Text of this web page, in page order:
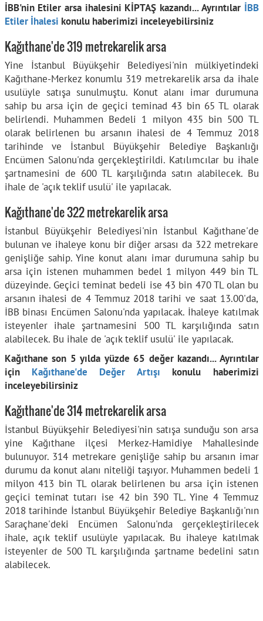
İBB'nin Etiler arsa ihalesini KİPTAŞ kazandı... AyrıntılarİBB
Etiler İhalesi konulu haberimizi inceleyebilirsiniz
Kağıthane'de 319 metrekarelik arsa
Yine İstanbul Büyükşehir Belediyesi'nin mülkiyetindeki
Kağıthane-Merkez konumlu 319 metrekarelik arsa da ihale
usulüyle satışa sunulmuştu. Konut alanı imar durumuna
sahip bu arsa için de geçici teminad 43 bin 65 TL olarak
belirlendi. Muhammen Bedeli 1 milyon 435 bin 500 TL
olarak belirlenen bu arsanın ihalesi de 4 Temmuz 2018
tarihinde ve İstanbul Büyükşehir Belediye Başkanlığı
Encümen Salonu'nda gerçekleştirildi. Katılımcılar bu ihale
şartnamesini de 600 TL karşılığında satın alabilecek. Bu
ihale de 'açık teklif usulü' ile yapılacak.
Kağıthane'de 322 metrekarelik arsa
İstanbul Büyükşehir Belediyesi'nin İstanbul Kağıthane'de
bulunan ve ihaleye konu bir diğer arsası da 322 metrekare
genişliğe sahip. Yine konut alanı imar durumuna sahip bu
arsa için istenen muhammen bedel 1 milyon 449 bin TL
düzeyinde. Geçici teminat bedeli ise 43 bin 470 TL olan bu
arsanın ihalesi de 4 Temmuz 2018 tarihi ve saat 13.00'da,
İBB binası Encümen Salonu'nda yapılacak. İhaleye katılmak
isteyenler ihale şartnamesini 500 TL karşılığında satın
alabilecek. Bu ihale de 'açık teklif usulü' ile yapılacak.
Kağıthane son 5 yılda yüzde 65 değer kazandı... Ayrıntılar
için Kağıthane'de Değer Artışı konulu haberimizi
inceleyebilirsiniz
Kağıthane'de 314 metrekarelik arsa
İstanbul Büyükşehir Belediyesi'nin satışa sunduğu son arsa
yine Kağıthane ilçesi Merkez-Hamidiye Mahallesinde
bulunuyor. 314 metrekare genişliğe sahip bu arsanın imar
durumu da konut alanı niteliği taşıyor. Muhammen bedeli 1
milyon 413 bin TL olarak belirlenen bu arsa için istenen
geçici teminat tutarı ise 42 bin 390 TL. Yine 4 Temmuz
2018 tarihinde İstanbul Büyükşehir Belediye Başkanlığı'nın
Saraçhane'deki Encümen Salonu'nda gerçekleştirilecek
ihale, açık teklif usulüyle yapılacak. Bu ihaleye katılmak
isteyenler de 500 TL karşılığında şartname bedelini satın
alabilecek.